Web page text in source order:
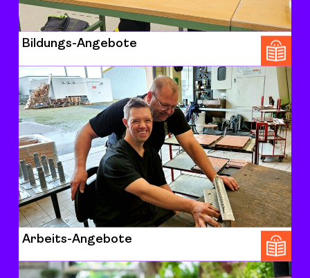
Bildungs-Angebote
Arbeits-Angebote